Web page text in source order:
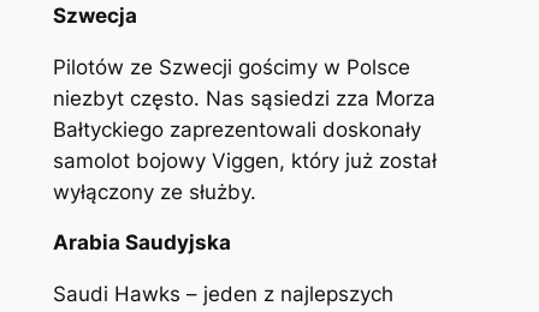
Szwecja
Pilotów ze Szwecji gościmy w Polsce
niezbyt często. Nas sąsiedzi zza Morza
Bałtyckiego zaprezentowali doskonały
samolot bojowy Viggen, który już został
wyłączony ze służby.
Arabia Saudyjska
Saudi Hawks – jeden z najlepszych